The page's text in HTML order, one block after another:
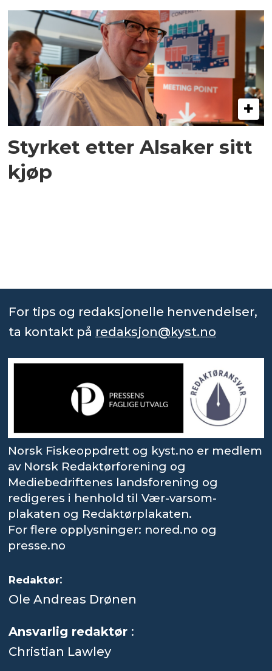
Styrket etter Alsaker sitt
kjøp
For tips og redaksjonelle henvendelser,
ta kontakt på redaksjon@kyst.no
Norsk Fiskeoppdrett og kyst.no er medlem
av Norsk Redaktørforening og
Mediebedriftenes landsforening og
redigeres i henhold til Vær-varsom-
plakaten og Redaktørplakaten.
For flere opplysninger: nored.no og
presse.no
Redaktør:
Ole Andreas Drønen
Ansvarlig redaktør :
Christian Lawley